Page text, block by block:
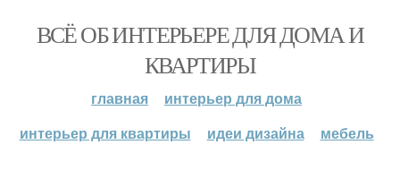
ВСЁ ОБ ИНТЕРЬЕРЕ ДЛЯ ДОМА И
КВАРТИРЫ
главная
интерьер для дома
интерьер для квартиры
идеи дизайна мебель